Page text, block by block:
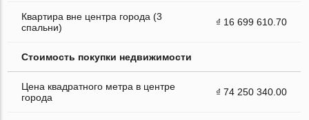
Квартира вне центра города (3
спальни)
₫ 16 699 610.70
Стоимость покупки недвижимости
Цена квадратного метра в центре
города
₫ 74 250 340.00